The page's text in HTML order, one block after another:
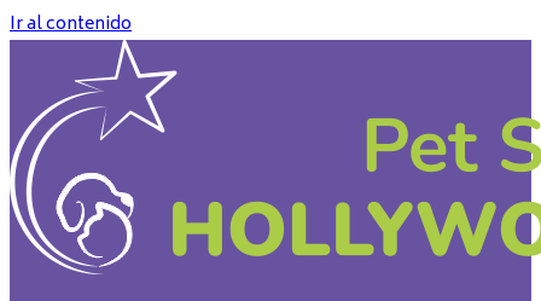
Ir al contenido